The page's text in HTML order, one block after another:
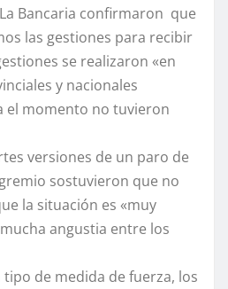
Bancaria confirmaron que
las gestiones para recibir
se realizaron «en
y nacionales
el momento no tuvieron
versiones de un paro de
sostuvieron que no
la situación es «muy
angustia entre los
de medida de fuerza, los